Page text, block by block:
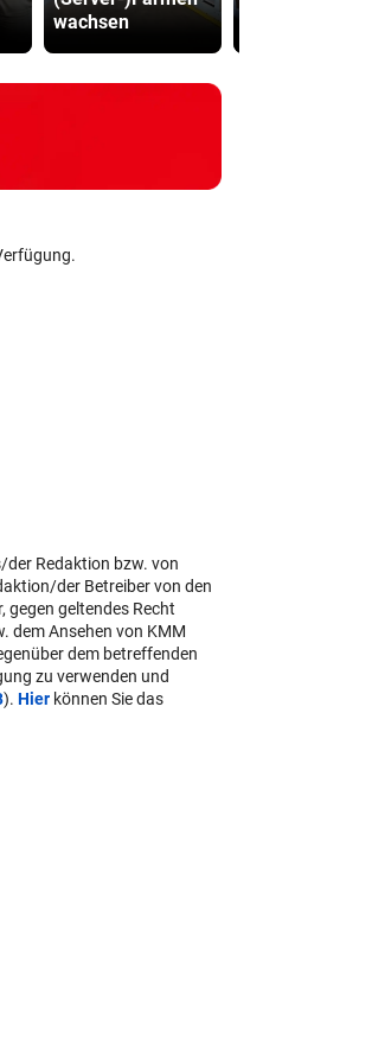
wachsen
dem Ansehen von KMM
dem betreffenden
zu verwenden und
).Hierkönnen Sie das